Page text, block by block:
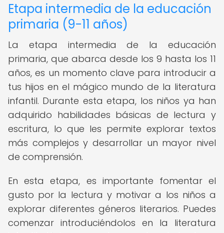
Etapa intermedia de la educación
primaria (9-11 años)
La etapa intermedia de la educación
primaria, que abarca desde los 9 hasta los 11
años, es un momento clave para introducir a
tus hijos en el mágico mundo de la literatura
infantil. Durante esta etapa, los niños ya han
adquirido habilidades básicas de lectura y
escritura, lo que les permite explorar textos
más complejos y desarrollar un mayor nivel
de comprensión.
En esta etapa, es importante fomentar el
gusto por la lectura y motivar a los niños a
explorar diferentes géneros literarios. Puedes
comenzar introduciéndolos en la literatura